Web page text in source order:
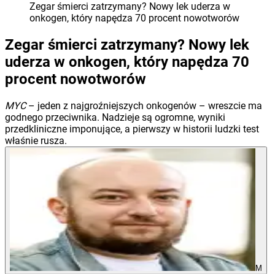
Zegar śmierci zatrzymany? Nowy lek uderza w
onkogen, który napędza 70 procent nowotworów
Zegar śmierci zatrzymany? Nowy lek
uderza w onkogen, który napędza 70
procent nowotworów
MYC– jeden z najgroźniejszych onkogenów – wreszcie ma
godnego przeciwnika. Nadzieje są ogromne, wyniki
przedkliniczne imponujące, a pierwszy w historii ludzki test
właśnie rusza.
M